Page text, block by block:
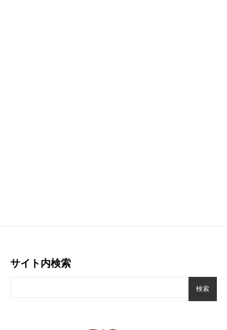
サイト内検索
検索